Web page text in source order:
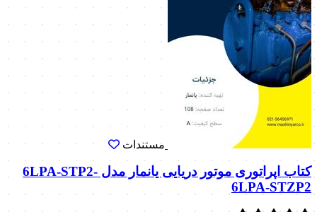
مستندات
کتاب اپراتوری موتور دریایی یانمار مدل 6LPA-STP2-
6LPA-STZP2